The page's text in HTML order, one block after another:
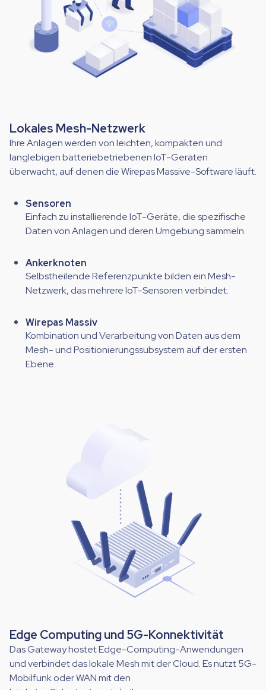
Lokales Mesh-Netzwerk
Ihre Anlagen werden von leichten, kompakten und
langlebigen batteriebetriebenen IoT-Geräten
überwacht, auf denen die Wirepas Massive-Software läuft.
Sensoren
Einfach zu installierende IoT-Geräte, die spezifische
Daten von Anlagen und deren Umgebung sammeln.
Ankerknoten
Selbstheilende Referenzpunkte bilden ein Mesh-
Netzwerk, das mehrere IoT-Sensoren verbindet.
Wirepas Massiv
Kombination und Verarbeitung von Daten aus dem
Mesh- und Positionierungssubsystem auf der ersten
Ebene.
Edge Computing und 5G-Konnektivität
Das Gateway hostet Edge-Computing-Anwendungen
und verbindet das lokale Mesh mit der Cloud. Es nutzt 5G-
Mobilfunk oder WAN mit den